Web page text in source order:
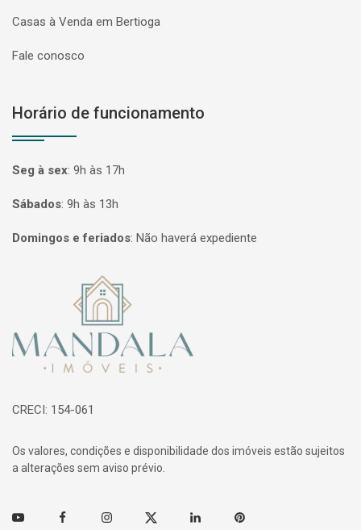
Casas à Venda em Bertioga
Fale conosco
Horário de funcionamento
Seg à sex: 9h às 17h
Sábados: 9h às 13h
Domingos e feriados: Não haverá expediente
Página inicial
CRECI: 154-061
Os valores, condições e disponibilidade dos imóveis estão sujeitos
a alterações sem aviso prévio.
Youtube FacebookInstagramTwitter Linkedin Pinterest